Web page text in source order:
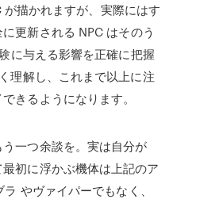
描かれますが、実際にはす
更新される NPC はそのう
に与える影響を正確に把握
理解し、これまで以上に注
きるようになります。
一つ余談を。実は自分が
最初に浮かぶ機体は上記のア
やヴァイパーでもなく、